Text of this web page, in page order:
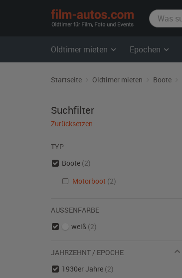
film-
autos.com
Oldtimer mieten Epochen
Startseite Oldtimer mieten Boote
Suchfilter
Zurücksetzen
TYP
Boote (2)
Motorboot (2)
AUSSENFARBE
weiß (2)
JAHRZEHNT / EPOCHE
1930er Jahre (2)